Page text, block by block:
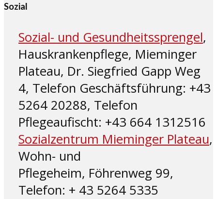
Sozial
Sozial- und Gesundheitssprengel,
Hauskrankenpflege, Mieminger
Plateau, Dr. Siegfried Gapp Weg
4, Telefon Geschäftsführung: +43
5264 20288, Telefon
Pflegeaufischt: +43 664 1312516
Sozialzentrum Mieminger Plateau,
Wohn- und
Pflegeheim, Föhrenweg 99,
Telefon: + 43 5264 5335